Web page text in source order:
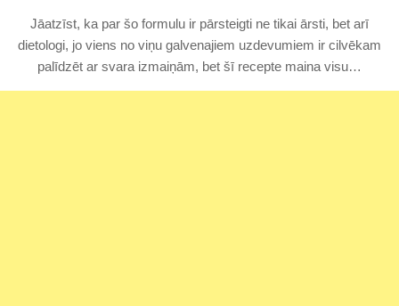
Jāatzīst, ka par šo formulu ir pārsteigti ne tikai ārsti, bet arī
dietologi, jo viens no viņu galvenajiem uzdevumiem ir cilvēkam
palīdzēt ar svara izmaiņām, bet šī recepte maina visu…